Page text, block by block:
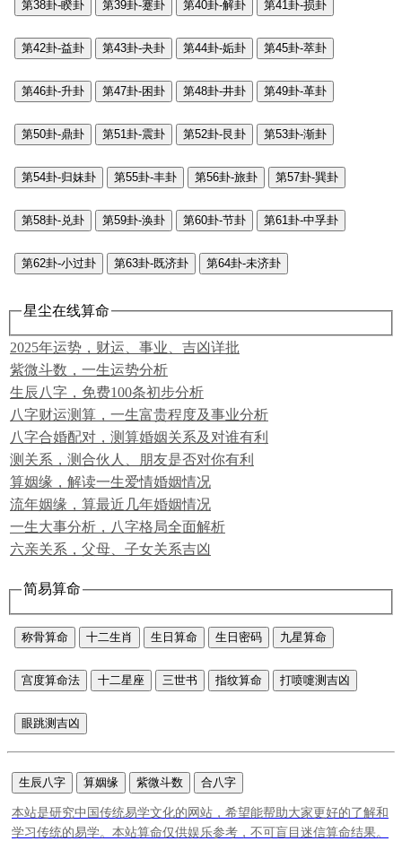
第38卦-睽卦 第39卦-蹇卦 第40卦-解卦 第41卦-损卦
第42卦-益卦 第43卦-夬卦 第44卦-姤卦 第45卦-萃卦
第46卦-升卦 第47卦-困卦 第48卦-井卦 第49卦-革卦
第50卦-鼎卦 第51卦-震卦 第52卦-艮卦 第53卦-渐卦
第54卦-归妹卦 第55卦-丰卦 第56卦-旅卦 第57卦-巽卦
第58卦-兑卦 第59卦-涣卦 第60卦-节卦 第61卦-中孚卦
第62卦-小过卦 第63卦-既济卦 第64卦-未济卦
星尘在线算命
2025年运势，财运、事业、吉凶详批
紫微斗数，一生运势分析
生辰八字，免费100条初步分析
八字财运测算，一生富贵程度及事业分析
八字合婚配对，测算婚姻关系及对谁有利
测关系，测合伙人、朋友是否对你有利
算姻缘，解读一生爱情婚姻情况
流年姻缘，算最近几年婚姻情况
一生大事分析，八字格局全面解析
六亲关系，父母、子女关系吉凶
简易算命
称骨算命 十二生肖 生日算命 生日密码 九星算命
宫度算命法 十二星座 三世书 指纹算命 打喷嚏测吉凶
眼跳测吉凶
生辰八字 算姻缘 紫微斗数 合八字
本站是研究中国传统易学文化的网站，希望能帮助大家更好的了解和
学习传统的易学。本站算命仅供娱乐参考，不可盲目迷信算命结果。